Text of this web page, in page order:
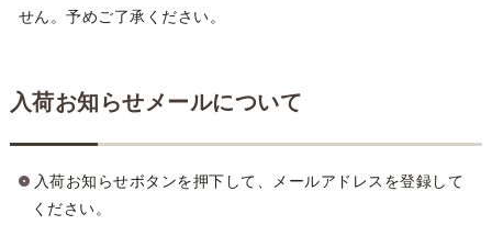
せん。予めご了承ください。
入荷お知らせメールについて
入荷お知らせボタンを押下して、メールアドレスを登録して
ください。